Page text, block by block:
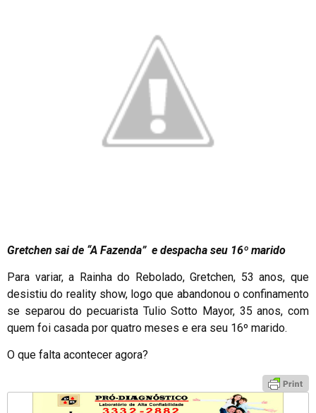
Gretchen sai de “A Fazenda” e despacha seu 16º marido
Para variar, a Rainha do Rebolado, Gretchen, 53 anos, que
desistiu do reality show, logo que abandonou o confinamento
se separou do pecuarista Tulio Sotto Mayor, 35 anos, com
quem foi casada por quatro meses e era seu 16º marido.
O que falta acontecer agora?